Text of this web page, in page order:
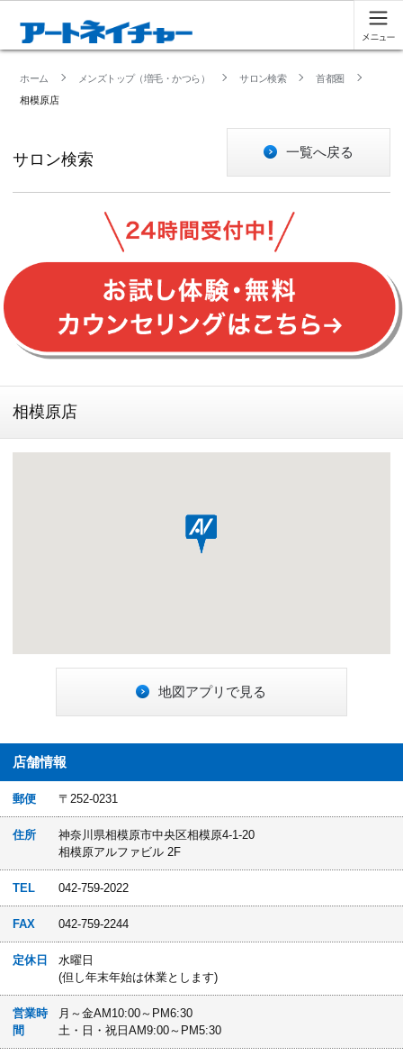
ホーム メンズトップ（増毛・かつら） サロン検索
首都圏
相模原店
サロン検索 一覧へ戻る
相模原店
地図アプリで見る
店舗情報
郵便 〒252-0231
住所
神奈川県相模原市中央区相模原4-1-20
相模原アルファビル 2F
TEL 042-759-2022
FAX 042-759-2244
定休日
水曜日
(但し年末年始は休業とします)
営業時
間
月～金AM10:00～PM6:30
土・日・祝日AM9:00～PM5:30